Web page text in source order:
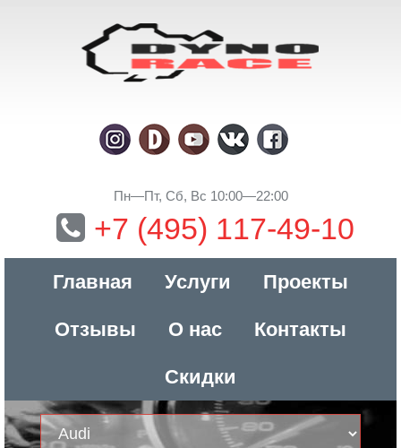
Пн—Пт, Сб, Вс 10:00—22:00
+7 (495) 117-49-10
Главная Услуги Проекты
Отзывы О нас Контакты
Скидки